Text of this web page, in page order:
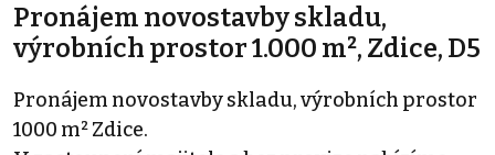
Pronájem novostavby skladu,
výrobních prostor 1.000 m², Zdice, D5
Pronájem novostavby skladu, výrobních prostor
1000 m² Zdice.